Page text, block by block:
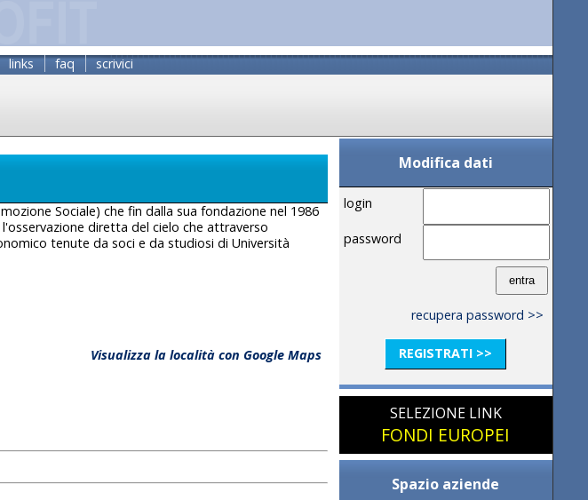
links faq scrivici
Sociale) che fin dalla sua fondazione nel 1986
diretta del cielo che attraverso
tenute da soci e da studiosi di Università
Visualizza la località con Google Maps
Modifica dati
login
password
recupera password >>
REGISTRATI >>
SELEZIONE LINK
FONDI EUROPEI
Spazio aziende